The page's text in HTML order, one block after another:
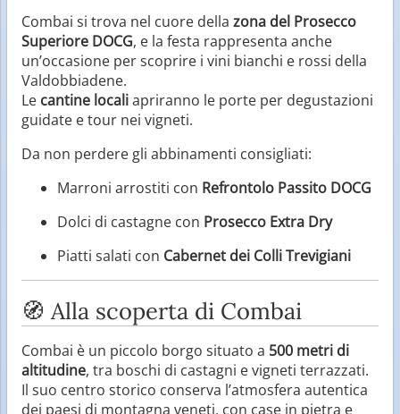
Combai si trova nel cuore della zona del Prosecco
Superiore DOCG, e la festa rappresenta anche
un’occasione per scoprire i vini bianchi e rossi della
Valdobbiadene.
Le cantine localiapriranno le porte per degustazioni
guidate e tour nei vigneti.
Da non perdere gli abbinamenti consigliati:
Marroni arrostiti con Refrontolo Passito DOCG
Dolci di castagne con Prosecco Extra Dry
Piatti salati con Cabernet dei Colli Trevigiani
🧭 Alla scoperta di Combai
Combai è un piccolo borgo situato a 500 metri di
altitudine, tra boschi di castagni e vigneti terrazzati.
Il suo centro storico conserva l’atmosfera autentica
dei paesi di montagna veneti, con case in pietra e